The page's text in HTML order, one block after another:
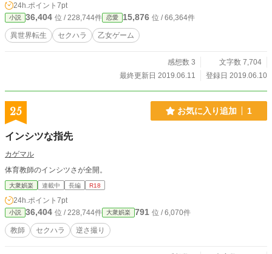
24h.ポイント 7pt
小説 36,404 位 / 228,744件 恋愛 15,876 位 / 66,364件
異世界転生 セクハラ 乙女ゲーム
感想数 3
文字数 7,704
最終更新日 2019.06.11
登録日 2019.06.10
25 お気に入り追加 1
インシツな指先
カゲマル
体育教師のインシツさが全開。
大衆娯楽 連載中 長編 R18
24h.ポイント 7pt
小説 36,404 位 / 228,744件 大衆娯楽 791 位 / 6,070件
教師 セクハラ 逆さ撮り